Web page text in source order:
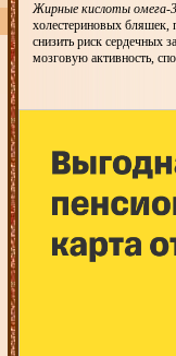
Жирные кислоты омега-
холестериновых бляшек,
снизить риск сердечных
мозговую активность,